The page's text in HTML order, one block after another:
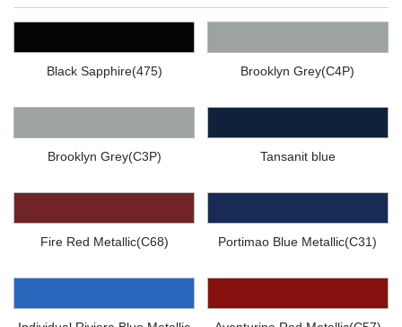
Black Sapphire(475) Brooklyn Grey(C4P)
Brooklyn Grey(C3P) Tansanit blue
Fire Red Metallic(C68) Portimao Blue Metallic(C31)